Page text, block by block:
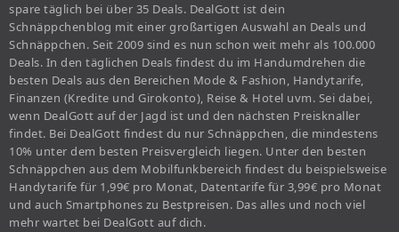
spare täglich bei über 35 Deals. DealGott ist dein
Schnäppchenblog mit einer großartigen Auswahl an Deals und
Schnäppchen. Seit 2009 sind es nun schon weit mehr als 100.000
Deals. In den täglichen Deals findest du im Handumdrehen die
besten Deals aus den Bereichen Mode & Fashion, Handytarife,
Finanzen (Kredite und Girokonto), Reise & Hotel uvm. Sei dabei,
wenn DealGott auf der Jagd ist und den nächsten Preisknaller
findet. Bei DealGott findest du nur Schnäppchen, die mindestens
10% unter dem besten Preisvergleich liegen. Unter den besten
Schnäppchen aus dem Mobilfunkbereich findest du beispielsweise
Handytarife für 1,99€ pro Monat, Datentarife für 3,99€ pro Monat
und auch Smartphones zu Bestpreisen. Das alles und noch viel
mehr wartet bei DealGott auf dich.